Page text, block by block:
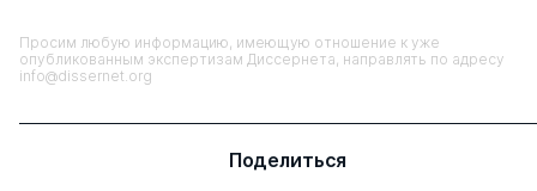
Просим любую информацию, имеющую отношение к уже
опубликованным экспертизам Диссернета, направлять по адресу
info@dissernet.org
Поделиться